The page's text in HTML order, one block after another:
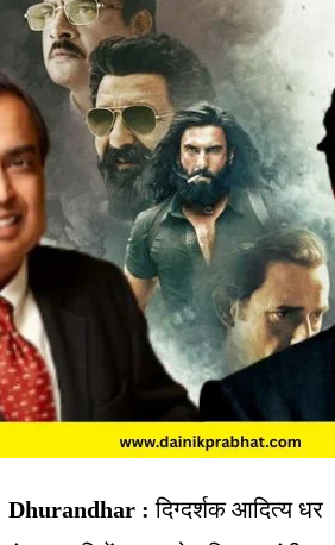
Dhurandhar : दिग्दर्शक आदित्य धर